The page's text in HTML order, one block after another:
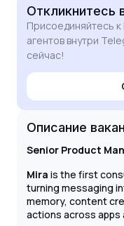
Откликнитесь
Присоединяйтесь к
агентов внутри
сейчас!
Описание
Senior Product
Mira is the first
turning messaging
memory, content
actions across apps